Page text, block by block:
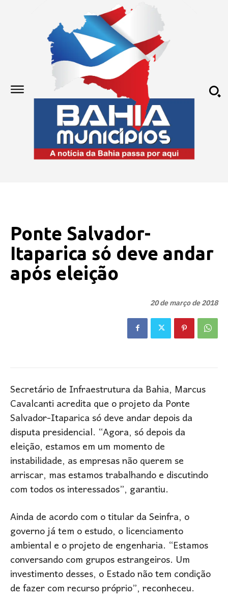
Ponte Salvador-
Itaparica só deve andar
após eleição
20 de março de 2018
Secretário de Infraestrutura da Bahia, Marcus
Cavalcanti acredita que o projeto da Ponte
Salvador-Itaparica só deve andar depois da
disputa presidencial. “Agora, só depois da
eleição, estamos em um momento de
instabilidade, as empresas não querem se
arriscar, mas estamos trabalhando e discutindo
com todos os interessados”, garantiu.
Ainda de acordo com o titular da Seinfra, o
governo já tem o estudo, o licenciamento
ambiental e o projeto de engenharia. “Estamos
conversando com grupos estrangeiros. Um
investimento desses, o Estado não tem condição
de fazer com recurso próprio”, reconheceu.